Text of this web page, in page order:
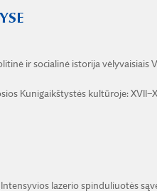
ir socialinė istorija vėlyvaisiais
Kunigaikštystės kultūroje:
lazerio spinduliuotės